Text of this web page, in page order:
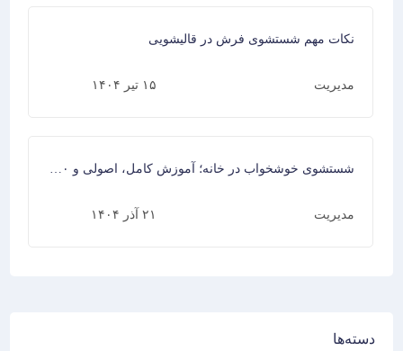
نکات مهم شستشوی فرش در قالیشویی
مدیریت ۱۵ تیر ۱۴۰۴
مدیریت ۲۱ آذر ۱۴۰۴
دسته‌ها